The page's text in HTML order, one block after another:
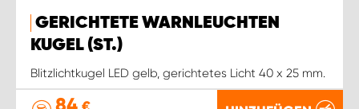
GERICHTETE WARNLEUCHTEN
KUGEL (ST.)
Blitzlichtkugel LED gelb, gerichtetes Licht 40 x 25 mm.